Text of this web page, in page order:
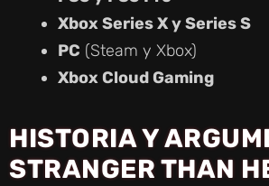
Xbox Series X y Series S
PC (Steam y Xbox)
Xbox Cloud Gaming
HISTORIA Y
STRANGER THAN